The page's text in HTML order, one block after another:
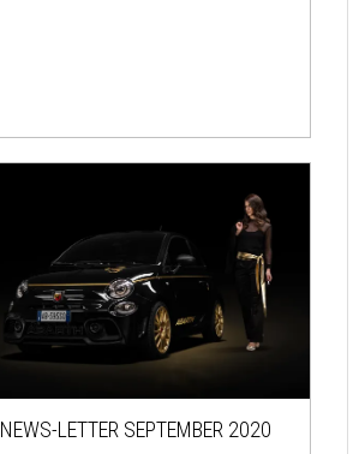
NEWS-LETTER SEPTEMBER 2020